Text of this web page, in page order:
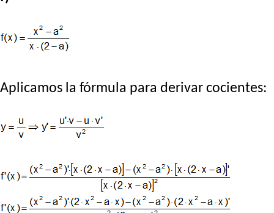
Aplicamos la fórmula para derivar cocientes: